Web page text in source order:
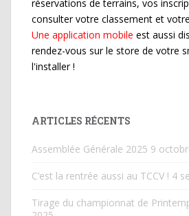
réservations de terrains, vos
consulter votre classement et
Une application mobile est aussi
rendez-vous sur le store de votre
l'installer !
ARTICLES RÉCENTS
Assemblée Générale 2025 9
C’est la rentrée aussi au TCCV ! 4
Tirage du championnat de